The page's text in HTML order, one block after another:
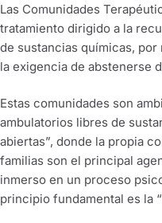
Las Comunidades
tratamiento dirigido a la
de sustancias químicas,
la exigencia de abstenerse
Estas comunidades son
ambulatorios libres de
abiertas”, donde la propia
familias son el principal
inmerso en un proceso
principio fundamental es la